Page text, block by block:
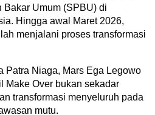
Umum (SPBU) di
Hingga awal Maret 2026,
menjalani proses transformasi
Patra Niaga, Mars Ega Legowo
Make Over bukan sekadar
transformasi menyeluruh pada
mutu.